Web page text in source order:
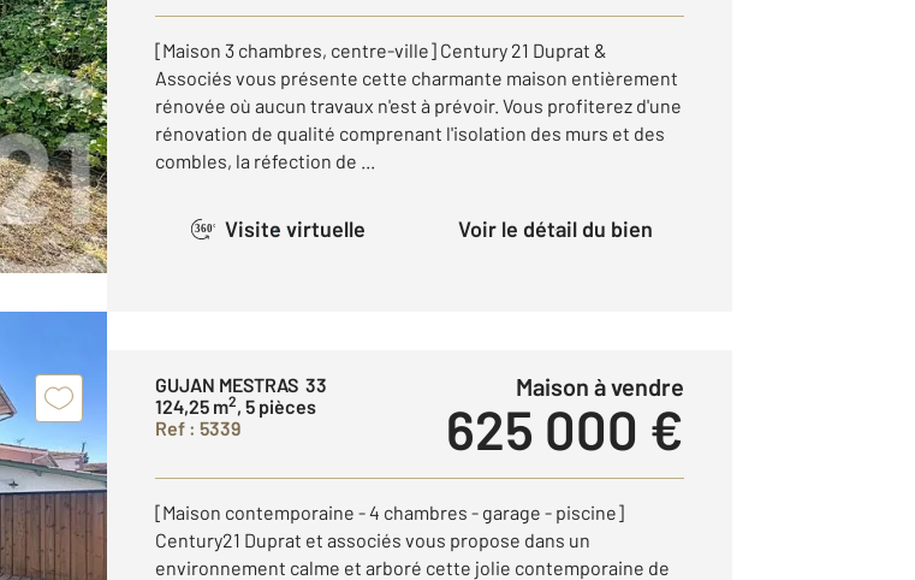
[Maison 3 chambres, centre-ville] Century 21 Duprat &
Associés vous présente cette charmante maison entièrement
rénovée où aucun travaux n'est à prévoir. Vous profiterez d'une
rénovation de qualité comprenant l'isolation des murs et des
combles, la réfection de ...
360° Visite virtuelle Voir le détail du bien
GUJAN MESTRAS 33
124,25 m2, 5 pièces
Ref : 5339
Maison à vendre
625 000 €
[Maison contemporaine - 4 chambres - garage - piscine]
Century21 Duprat et associés vous propose dans un
environnement calme et arboré cette jolie contemporaine de